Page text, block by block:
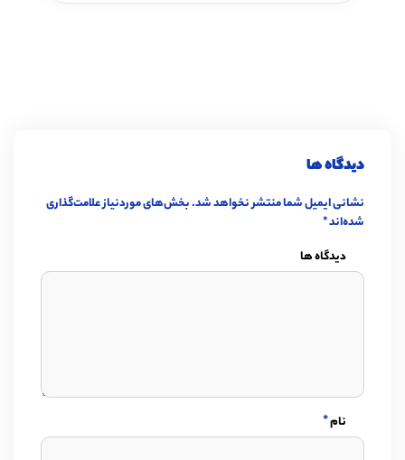
دیدگاه ها
نشانی ایمیل شما منتشر نخواهد شد.بخش‌های موردنیاز علامت‌گذاری
شده‌اند*
دیدگاه ها
نام*